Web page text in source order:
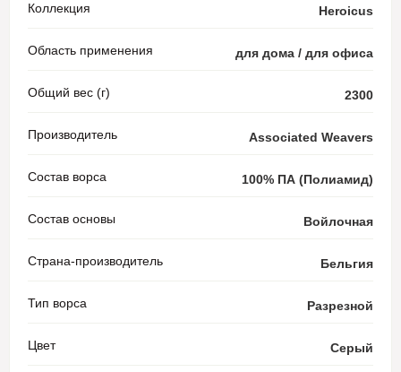
Коллекция Heroicus
Область применения для дома / для офиса
Общий вес (г) 2300
Производитель Associated Weavers
Состав ворса 100% ПА (Полиамид)
Состав основы Войлочная
Страна-производитель Бельгия
Тип ворса Разрезной
Цвет Серый